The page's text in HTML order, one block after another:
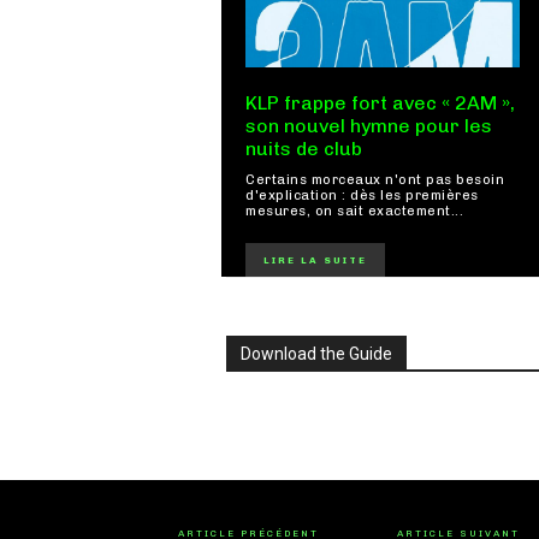
KLP frappe fort avec « 2AM »,
son nouvel hymne pour les
nuits de club
Certains morceaux n'ont pas besoin
d'explication : dès les premières
mesures, on sait exactement...
LIRE LA SUITE
Download the Guide
ARTICLE PRÉCÉDENT ARTICLE SUIVANT